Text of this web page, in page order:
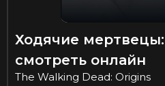
Ходячие мертвецы:
смотреть онлайн
The Walking Dead: Origins